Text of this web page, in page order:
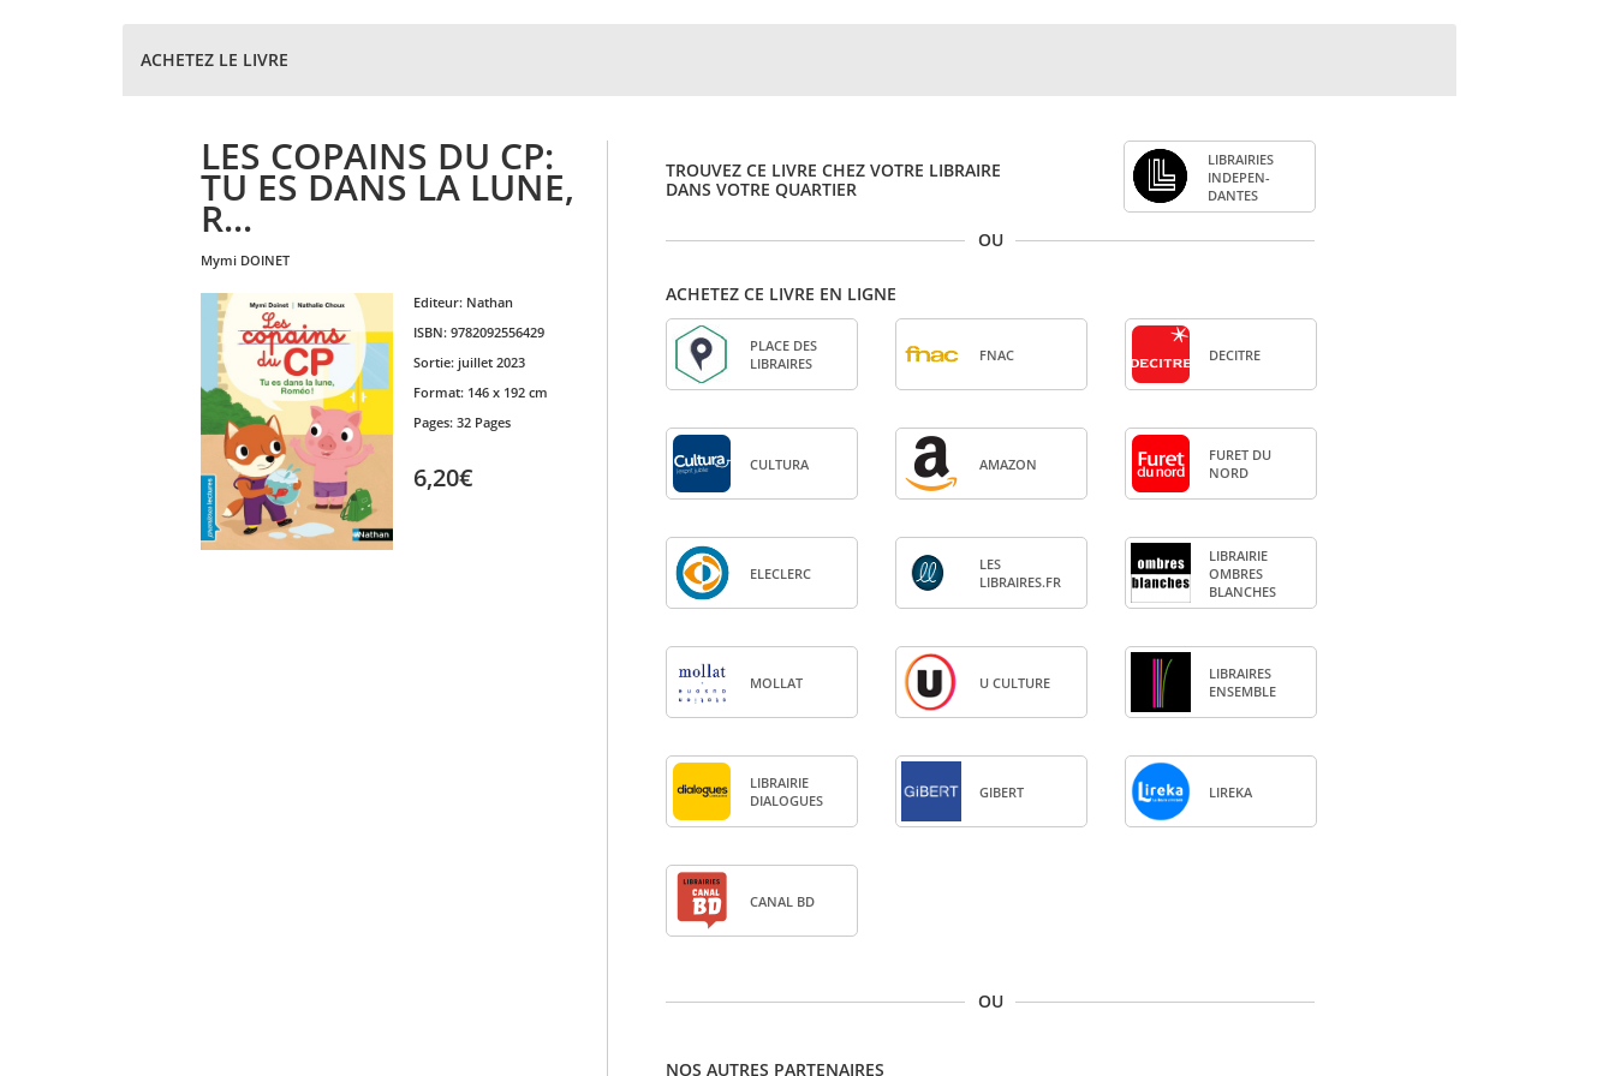
ACHETEZ LE LIVRE
LES COPAINS DU CP:
TU ES DANS LA LUNE,
R...
mymi DOINET
Editeur: Nathan
ISBN: 9782092556429
Sortie: juillet 2023
Format: 146 x 192 cm
Pages: 32 Pages
6,20€
TROUVEZ CE LIVRE CHEZ VOTRE LIBRAIRE
DANS VOTRE QUARTIER
LIBRAI­RIES
INDE­PEN­
DANTES
OU
ACHETEZ CE LIVRE EN LIGNE
PLACE DES
LIBRAIRES
FNAC DECITRE
CULTURA AMA­ZON
FURET DU
NORD
ELE­CLERC
LES
LIBRAIRES.FR
LIBRAI­RIE
OMBRES
BLANCHES
MOL­LAT U CULTURE
LIBRAIRES
ENSEMBLE
LIBRAI­RIE
DIA­LOGUES
GIBERT LIREKA
CANAL BD
OU
NOS AUTRES PARTENAIRES